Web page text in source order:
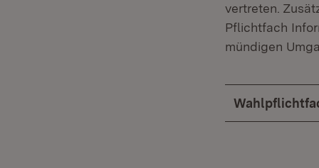
vertreten.
Pflichtfach
mündigen